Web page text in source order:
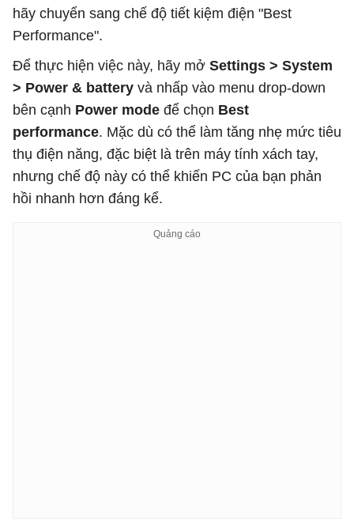
hãy chuyển sang chế độ tiết kiệm điện "Best
Performance".
Để thực hiện việc này, hãy mở Settings > System
> Power & battery và nhấp vào menu drop-down
bên cạnh Power mode để chọn Best
performance. Mặc dù có thể làm tăng nhẹ mức tiêu
thụ điện năng, đặc biệt là trên máy tính xách tay,
nhưng chế độ này có thể khiến PC của bạn phản
hồi nhanh hơn đáng kể.